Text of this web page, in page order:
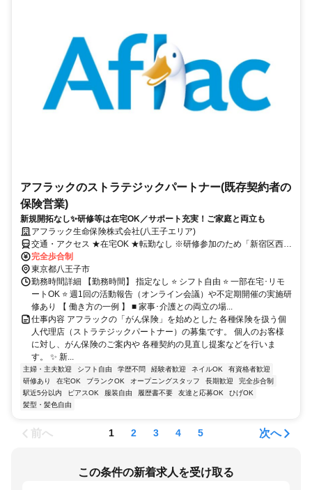
アフラックのストラテジックパートナー(既存契約者の
保険営業)
新規開拓なし✨研修等は在宅OK／サポート充実！ご家庭と両立も
アフラック生命保険株式会社(八王子エリア)
交通・アクセス ★在宅OK ★転勤なし ※研修参加のため「新宿区西新
宿」への出社あり
完全歩合制
東京都八王子市
勤務時間詳細 【勤務時間】 指定なし ⭐ シフト自由 ⭐ 一部在宅･リモ
ートOK ⭐ 週1回の活動報告（オンライン会議）や不定期開催の実施研
修あり 【 働き方の一例 】 ■ 家事･介護との両立の場...
仕事内容 アフラックの「がん保険」を始めとした 各種保険を扱う個
人代理店（ストラテジックパートナー）の募集です。 個人のお客様
に対し、がん保険のご案内や 各種契約の見直し提案などを行いま
す。 ✨ 新...
主婦・主夫歓迎 シフト自由 学歴不問 経験者歓迎 ネイルOK
有資格者歓迎
研修あり
在宅OK ブランクOK オープニングスタッフ 長期歓迎
完全歩合制
駅近5分以内
ピアスOK 服装自由 履歴書不要 友達と応募OK
ひげOK
髪型・髪色自由
前へ 1 2 3 4 5 次へ
この条件の新着求人を受け取る